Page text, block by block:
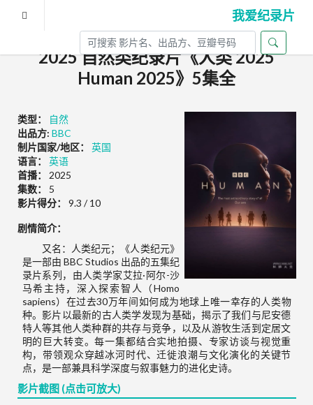
我爱纪录片
2025 自然类纪录片《人类 2025
Human 2025》5集全
类型：
自然
出品方: BBC
制片国家/地区：
英国
语言：
英语
首播：
2025
集数：
5
影片得分：
9.3 / 10
剧情简介：
又名：人类纪元；《人类纪元》
是一部由 BBC Studios 出品的五集纪
录片系列，由人类学家艾拉·阿尔-沙
马希主持，深入探索智人（Homo
sapiens）在过去30万年间如何成为地球上唯一幸存的人类物
种。影片以最新的古人类学发现为基础，揭示了我们与尼安德
特人等其他人类种群的共存与竞争，以及从游牧生活到定居文
明的巨大转变。每一集都结合实地拍摄、专家访谈与视觉重
构，带领观众穿越冰河时代、迁徙浪潮与文化演化的关键节
点，是一部兼具科学深度与叙事魅力的进化史诗。
影片截图 (点击可放大)